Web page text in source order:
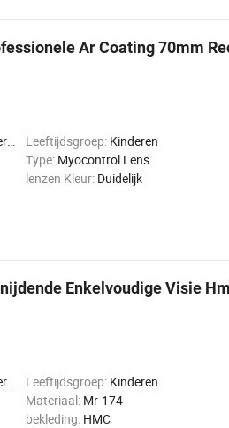
Ar Coating 70mm
Leeftijdsgroep: Kinderen
Type: Myocontrol Lens
lenzen Kleur: Duidelijk
Enkelvoudige Visie
Leeftijdsgroep: Kinderen
Materiaal: Mr-174
bekleding: HMC